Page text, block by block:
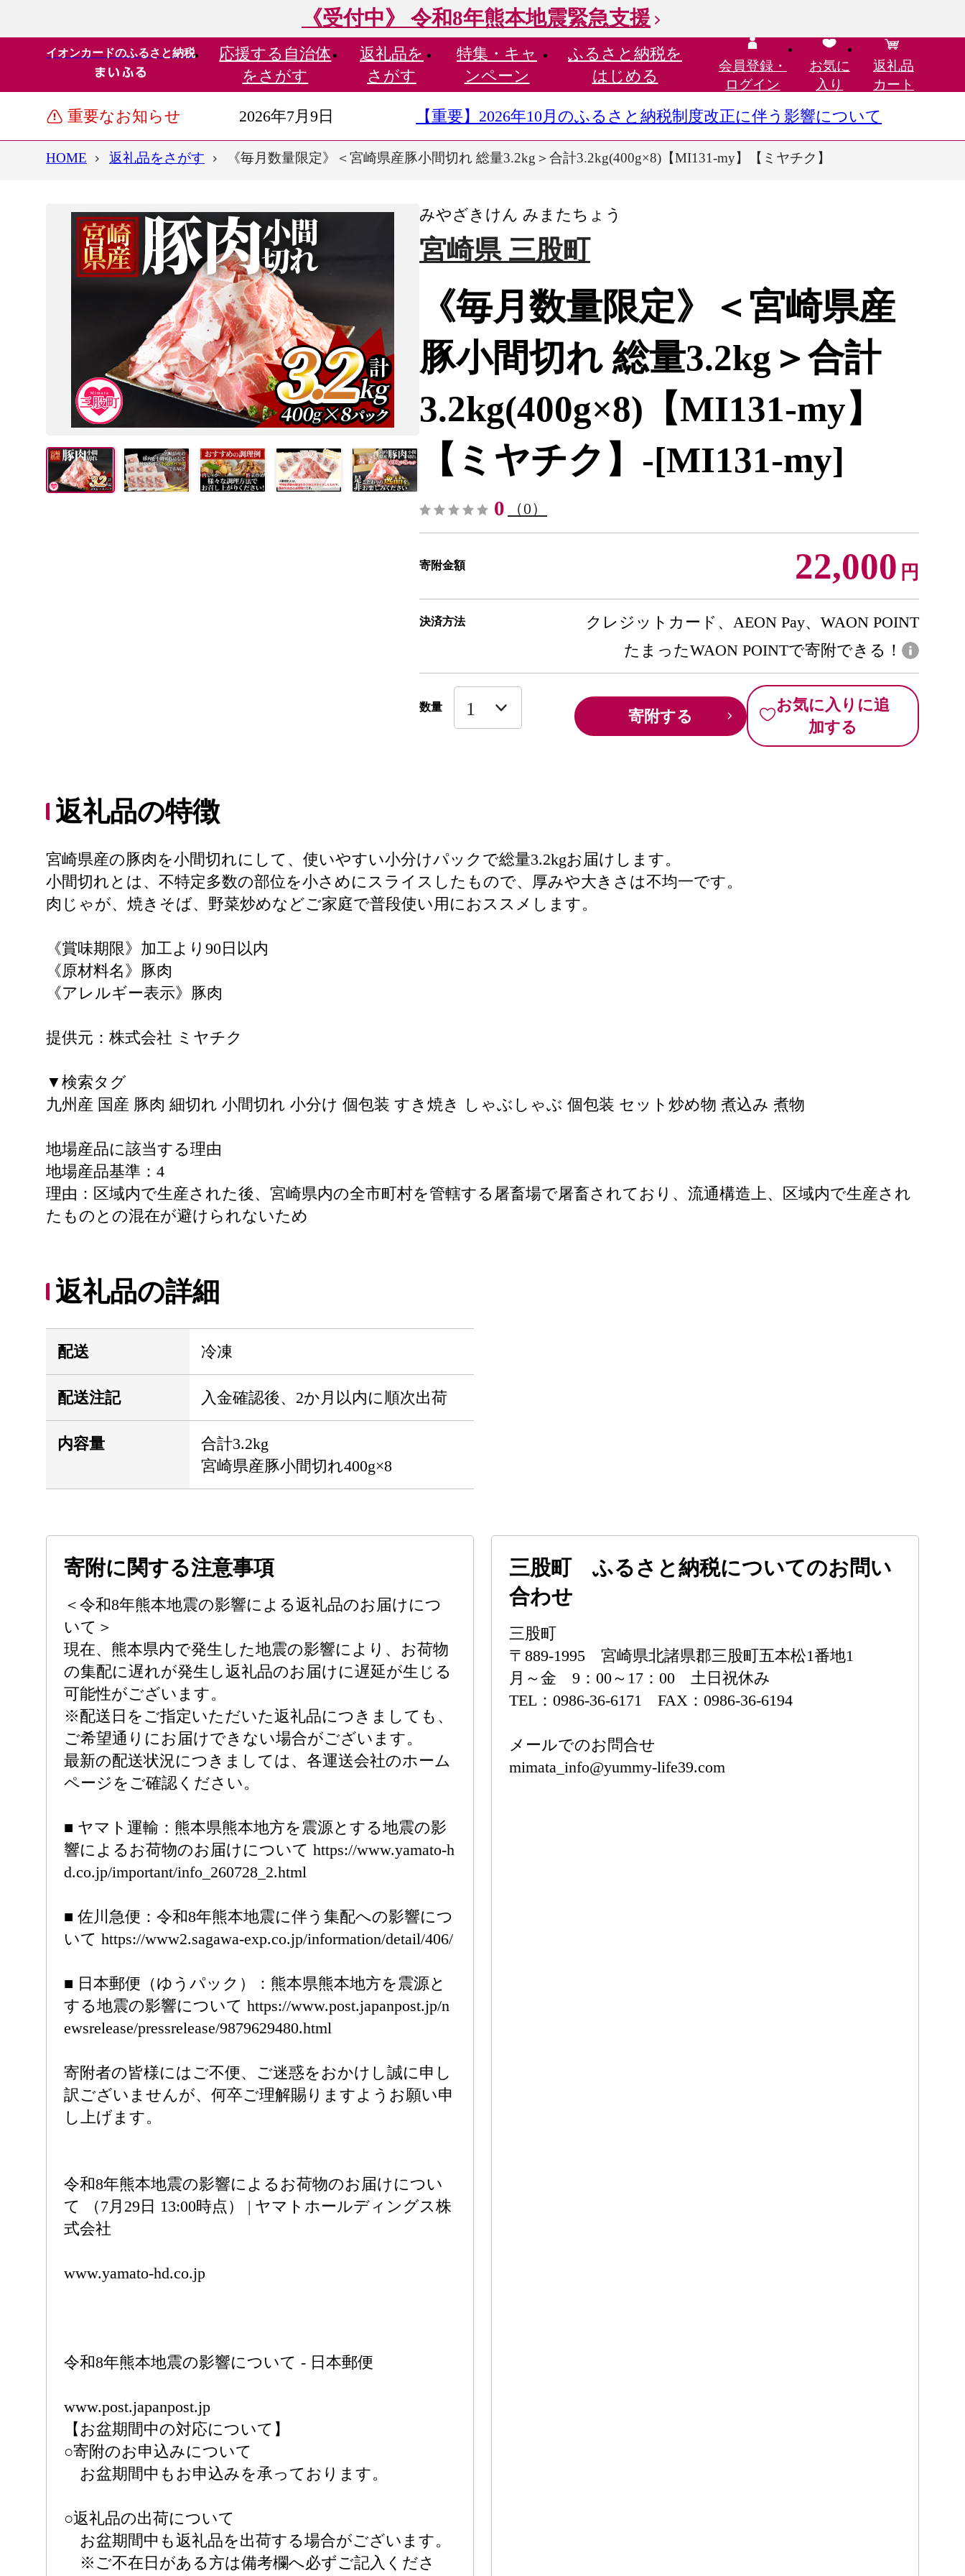
《受付中》 令和8年熊本地震緊急支援
イオンカードのふるさと納税 応援する 自治体
をさがす
返礼品を
さがす
特集・ キャ
ンペーン
ふるさと納税を
はじめる
会員登録・
ログイン
お気に
入り
返礼品
カート
重要なお知らせ 2026年7月9日 【重要】2026年10月のふるさと納税制度改正に伴う影響について
HOME 返礼品をさがす 《毎月数量限定》＜宮崎県産豚小間切れ 総量3.2kg＞合計3.2kg(400g×8)【MI131-my】【ミヤチク】
みやざきけん みまたちょう
宮崎県 三股町
《毎月数量限定》＜宮崎県産
豚小間切れ 総量3.2kg＞合計
3.2kg(400g×8)【MI131-my】
【ミヤチク】-[MI131-my]
0 （0）
寄附金額 22,000 円
決済方法
クレジットカード、AEON Pay、WAON POINT
たまったWAON POINTで寄附できる！
数量 寄附する
お気に入りに追
加する
返礼品の特徴
宮崎県産の豚肉を小間切れにして、使いやすい小分けパックで総量3.2kgお届けします。
小間切れとは、不特定多数の部位を小さめにスライスしたもので、厚みや大きさは不均一です。
肉じゃが、焼きそば、野菜炒めなどご家庭で普段使い用におススメします。
《賞味期限》加工より90日以内
《原材料名》豚肉
《アレルギー表示》豚肉
提供元：株式会社 ミヤチク
▼検索タグ
九州産 国産 豚肉 細切れ 小間切れ 小分け 個包装 すき焼き しゃぶしゃぶ 個包装 セット炒め物 煮込み 煮物
地場産品に該当する理由
地場産品基準：4
理由：区域内で生産された後、宮崎県内の全市町村を管轄する屠畜場で屠畜されており、流通構造上、区域内で生産され
たものとの混在が避けられないため
返礼品の詳細
配送 冷凍
配送注記 入金確認後、2か月以内に順次出荷
内容量
合計3.2kg
宮崎県産豚小間切れ400g×8
寄附に関する注意事項
＜令和8年熊本地震の影響による返礼品のお届けにつ
いて＞
現在、熊本県内で発生した地震の影響により、お荷物
の集配に遅れが発生し返礼品のお届けに遅延が生じる
可能性がございます。
※配送日をご指定いただいた返礼品につきましても、
ご希望通りにお届けできない場合がございます。
最新の配送状況につきましては、各運送会社のホーム
ページをご確認ください。
■ ヤマト運輸：熊本県熊本地方を震源とする地震の影
響によるお荷物のお届けについて https://www.yamato-h
d.co.jp/important/info_260728_2.html
■ 佐川急便：令和8年熊本地震に伴う集配への影響につ
いて https://www2.sagawa-exp.co.jp/information/detail/406/
■ 日本郵便（ゆうパック）：熊本県熊本地方を震源と
する地震の影響について https://www.post.japanpost.jp/n
ewsrelease/pressrelease/9879629480.html
寄附者の皆様にはご不便、ご迷惑をおかけし誠に申し
訳ございませんが、何卒ご理解賜りますようお願い申
し上げます。
令和8年熊本地震の影響によるお荷物のお届けについ
て （7月29日 13:00時点） | ヤマトホールディングス株
式会社
www.yamato-hd.co.jp
令和8年熊本地震の影響について - 日本郵便
www.post.japanpost.jp
【お盆期間中の対応について】
○寄附のお申込みについて
お盆期間中もお申込みを承っております。
○返礼品の出荷について
お盆期間中も返礼品を出荷する場合がございます。
※ご不在日がある方は備考欄へ必ずご記入くださ
三股町 ふるさと納税についてのお問い
合わせ
三股町
〒889-1995 宮崎県北諸県郡三股町五本松1番地1
月～金 9：00～17：00 土日祝休み
TEL：0986-36-6171 FAX：0986-36-6194
メールでのお問合せ
mimata_info@yummy-life39.com